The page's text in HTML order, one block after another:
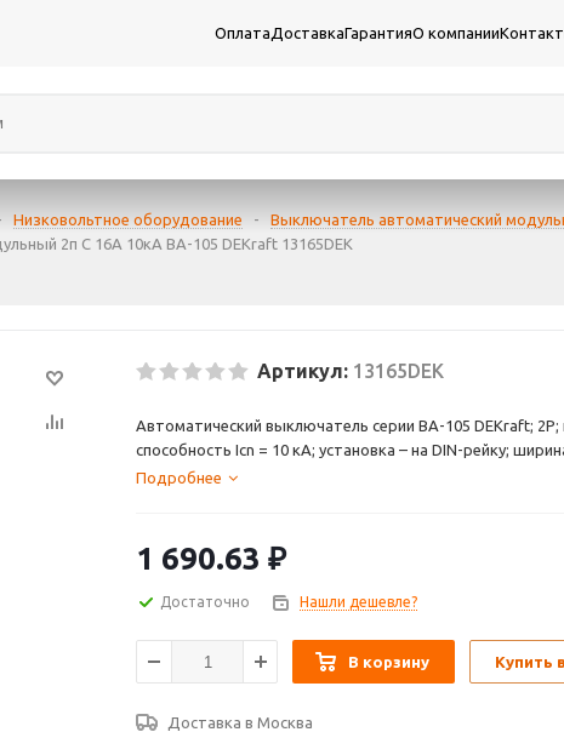
ОплатаДоставкаГарантияО компании
Низковольтное оборудование - Выключатель автоматический
2п C 16А 10кА ВА-105 DEKraft 13165DEK
Артикул: 13165DEK
Автоматический выключатель серии ВА-105 DEKraft; 2P;
способность Icn = 10 кА; установка – на DIN-рейку;
выключателей ВА-105 является их высокая
аппараты гребенчатых шин типа PIN.
Подробнее
1 690.63 ₽
Достаточно Нашли дешевле?
В корзину Купить
Доставка в Москва